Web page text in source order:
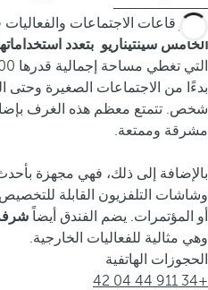
تتميز قاعات الاجتماعات
الخامس سينتيناريو بتعدد
شخص. تتمتع معظم هذه الغرف
مشرقة وممتعة.
بالإضافة إلى ذلك، فهي مجهزة
وشاشات التلفزيون القابلة
أو المؤتمرات. يضم الفندق أيضاً
وهي مثالية للفعاليات الخارجية.
الحجوزات الهاتفية
+34 911 44 04 42